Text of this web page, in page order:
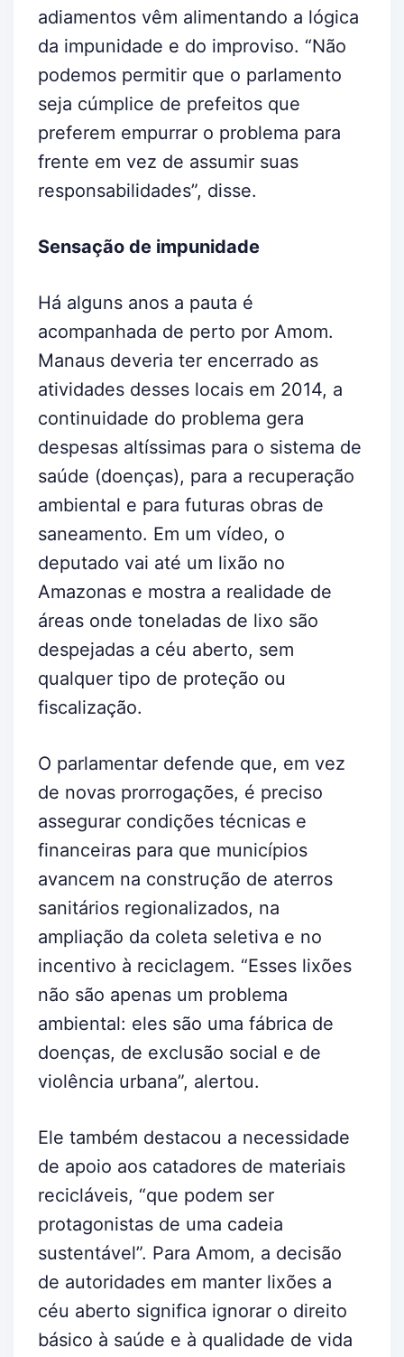
adiamentos vêm alimentando a lógica
da impunidade e do improviso. “Não
podemos permitir que o parlamento
seja cúmplice de prefeitos que
preferem empurrar o problema para
frente em vez de assumir suas
responsabilidades”, disse.
Sensação de impunidade
Há alguns anos a pauta é
acompanhada de perto por Amom.
Manaus deveria ter encerrado as
atividades desses locais em 2014, a
continuidade do problema gera
despesas altíssimas para o sistema de
saúde (doenças), para a recuperação
ambiental e para futuras obras de
saneamento. Em um vídeo, o
deputado vai até um lixão no
Amazonas e mostra a realidade de
áreas onde toneladas de lixo são
despejadas a céu aberto, sem
qualquer tipo de proteção ou
fiscalização.
O parlamentar defende que, em vez
de novas prorrogações, é preciso
assegurar condições técnicas e
financeiras para que municípios
avancem na construção de aterros
sanitários regionalizados, na
ampliação da coleta seletiva e no
incentivo à reciclagem. “Esses lixões
não são apenas um problema
ambiental: eles são uma fábrica de
doenças, de exclusão social e de
violência urbana”, alertou.
Ele também destacou a necessidade
de apoio aos catadores de materiais
recicláveis, “que podem ser
protagonistas de uma cadeia
sustentável”. Para Amom, a decisão
de autoridades em manter lixões a
céu aberto significa ignorar o direito
básico à saúde e à qualidade de vida